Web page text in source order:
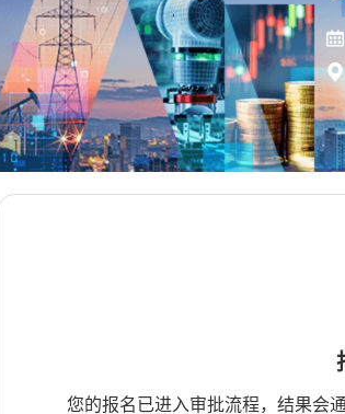
您的报名已进入审批流程，结果会